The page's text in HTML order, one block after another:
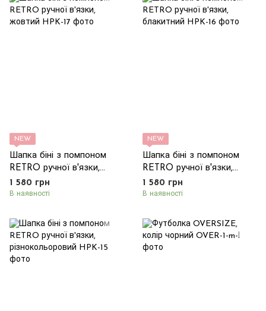
NEW
Шапка біні з помпоном
RETRO ручної в'язки,
жовтий
1 580 грн
В наявності
NEW
Шапка біні з помпоном
RETRO ручної в'язки,
блакитний
1 580 грн
В наявності